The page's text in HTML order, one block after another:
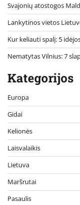
Svajonių atostogos
Lankytinos vietos
Kur keliauti spalį: 5
Nematytas Vilnius: 7
Kategorijos
Europa
Gidai
Kelionės
Laisvalaikis
Lietuva
Maršrutai
Pasaulis